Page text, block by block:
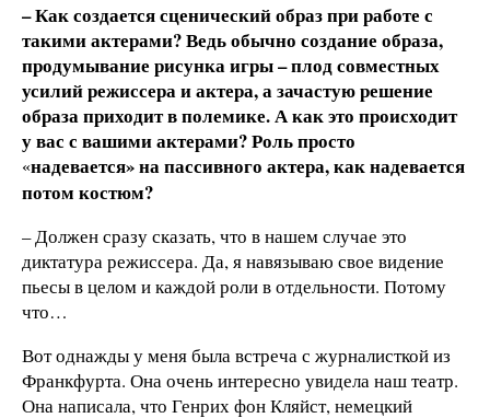
– Как создается сценический образ при работе с
такими актерами? Ведь обычно создание образа,
продумывание рисунка игры – плод совместных
усилий режиссера и актера, а зачастую решение
образа приходит в полемике. А как это происходит
у вас с вашими актерами? Роль просто
«надевается» на пассивного актера, как надевается
потом костюм?
– Должен сразу сказать, что в нашем случае это
диктатура режиссера. Да, я навязываю свое видение
пьесы в целом и каждой роли в отдельности. Потому
что…
Вот однажды у меня была встреча с журналисткой из
Франкфурта. Она очень интересно увидела наш театр.
Она написала, что Генрих фон Кляйст, немецкий